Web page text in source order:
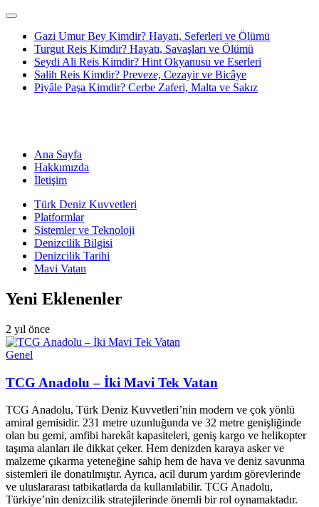
Gazi Umur Bey Kimdir? Hayatı, Seferleri ve Ölümü
Turgut Reis Kimdir? Hayatı, Savaşları ve Ölümü
Seydi Ali Reis Kimdir? Hint Okyanusu ve Eserleri
Salih Reis Kimdir? Preveze, Cezayir ve Bicâye
Piyâle Paşa Kimdir? Cerbe Zaferi, Malta ve Sakız
Ana Sayfa
Hakkımızda
İletişim
Türk Deniz Kuvvetleri
Platformlar
Sistemler ve Teknoloji
Denizcilik Bilgisi
Denizcilik Tarihi
Mavi Vatan
Yeni Eklenenler
2 yıl önce
Genel
TCG Anadolu – İki Mavi Tek Vatan
TCG Anadolu, Türk Deniz Kuvvetleri’nin modern ve çok yönlü
amiral gemisidir. 231 metre uzunluğunda ve 32 metre genişliğinde
olan bu gemi, amfibi harekât kapasiteleri, geniş kargo ve helikopter
taşıma alanları ile dikkat çeker. Hem denizden karaya asker ve
malzeme çıkarma yeteneğine sahip hem de hava ve deniz savunma
sistemleri ile donatılmıştır. Ayrıca, acil durum yardım görevlerinde
ve uluslararası tatbikatlarda da kullanılabilir. TCG Anadolu,
Türkiye’nin denizcilik stratejilerinde önemli bir rol oynamaktadır.